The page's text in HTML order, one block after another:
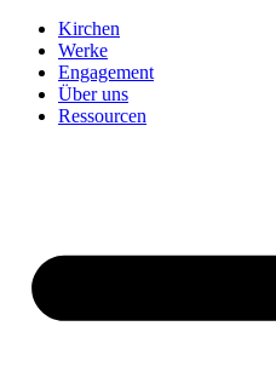
Kirchen
Werke
Engagement
Über uns
Ressourcen